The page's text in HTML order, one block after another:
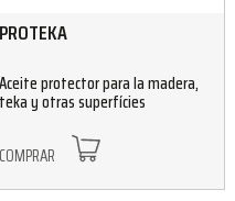
PROTEKA
Aceite protector para la madera,
teka y otras superfícies
COMPRAR